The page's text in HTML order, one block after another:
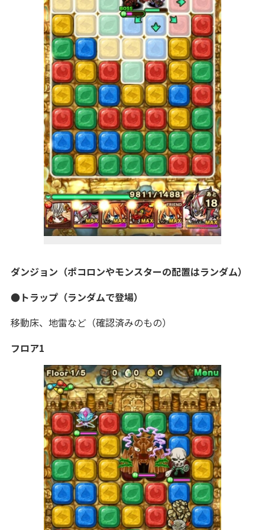
ダンジョン（ポコロンやモンスターの配置はランダム）
●トラップ（ランダムで登場）
移動床、地雷など（確認済みのもの）
フロア1